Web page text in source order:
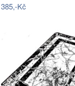
385,-Kč